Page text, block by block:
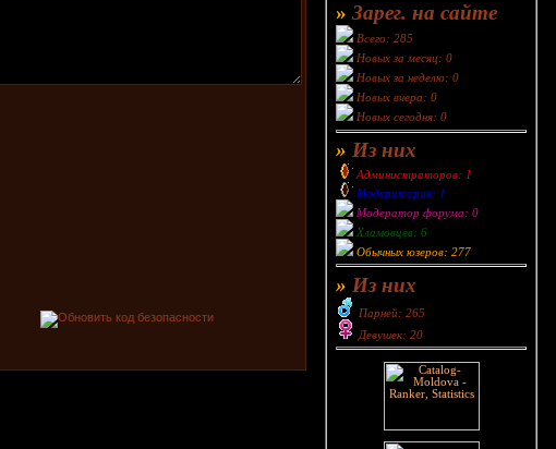
» Зарег. на сайте
Всего: 285
Новых за месяц: 0
Новых за неделю: 0
Новых вчера: 0
Новых сегодня: 0
» Из них
Администраторов: 1
Модераторов: 1
Модератор форума: 0
Хламовцев: 6
Обычных юзеров: 277
» Из них
Парней: 265
Девушек: 20